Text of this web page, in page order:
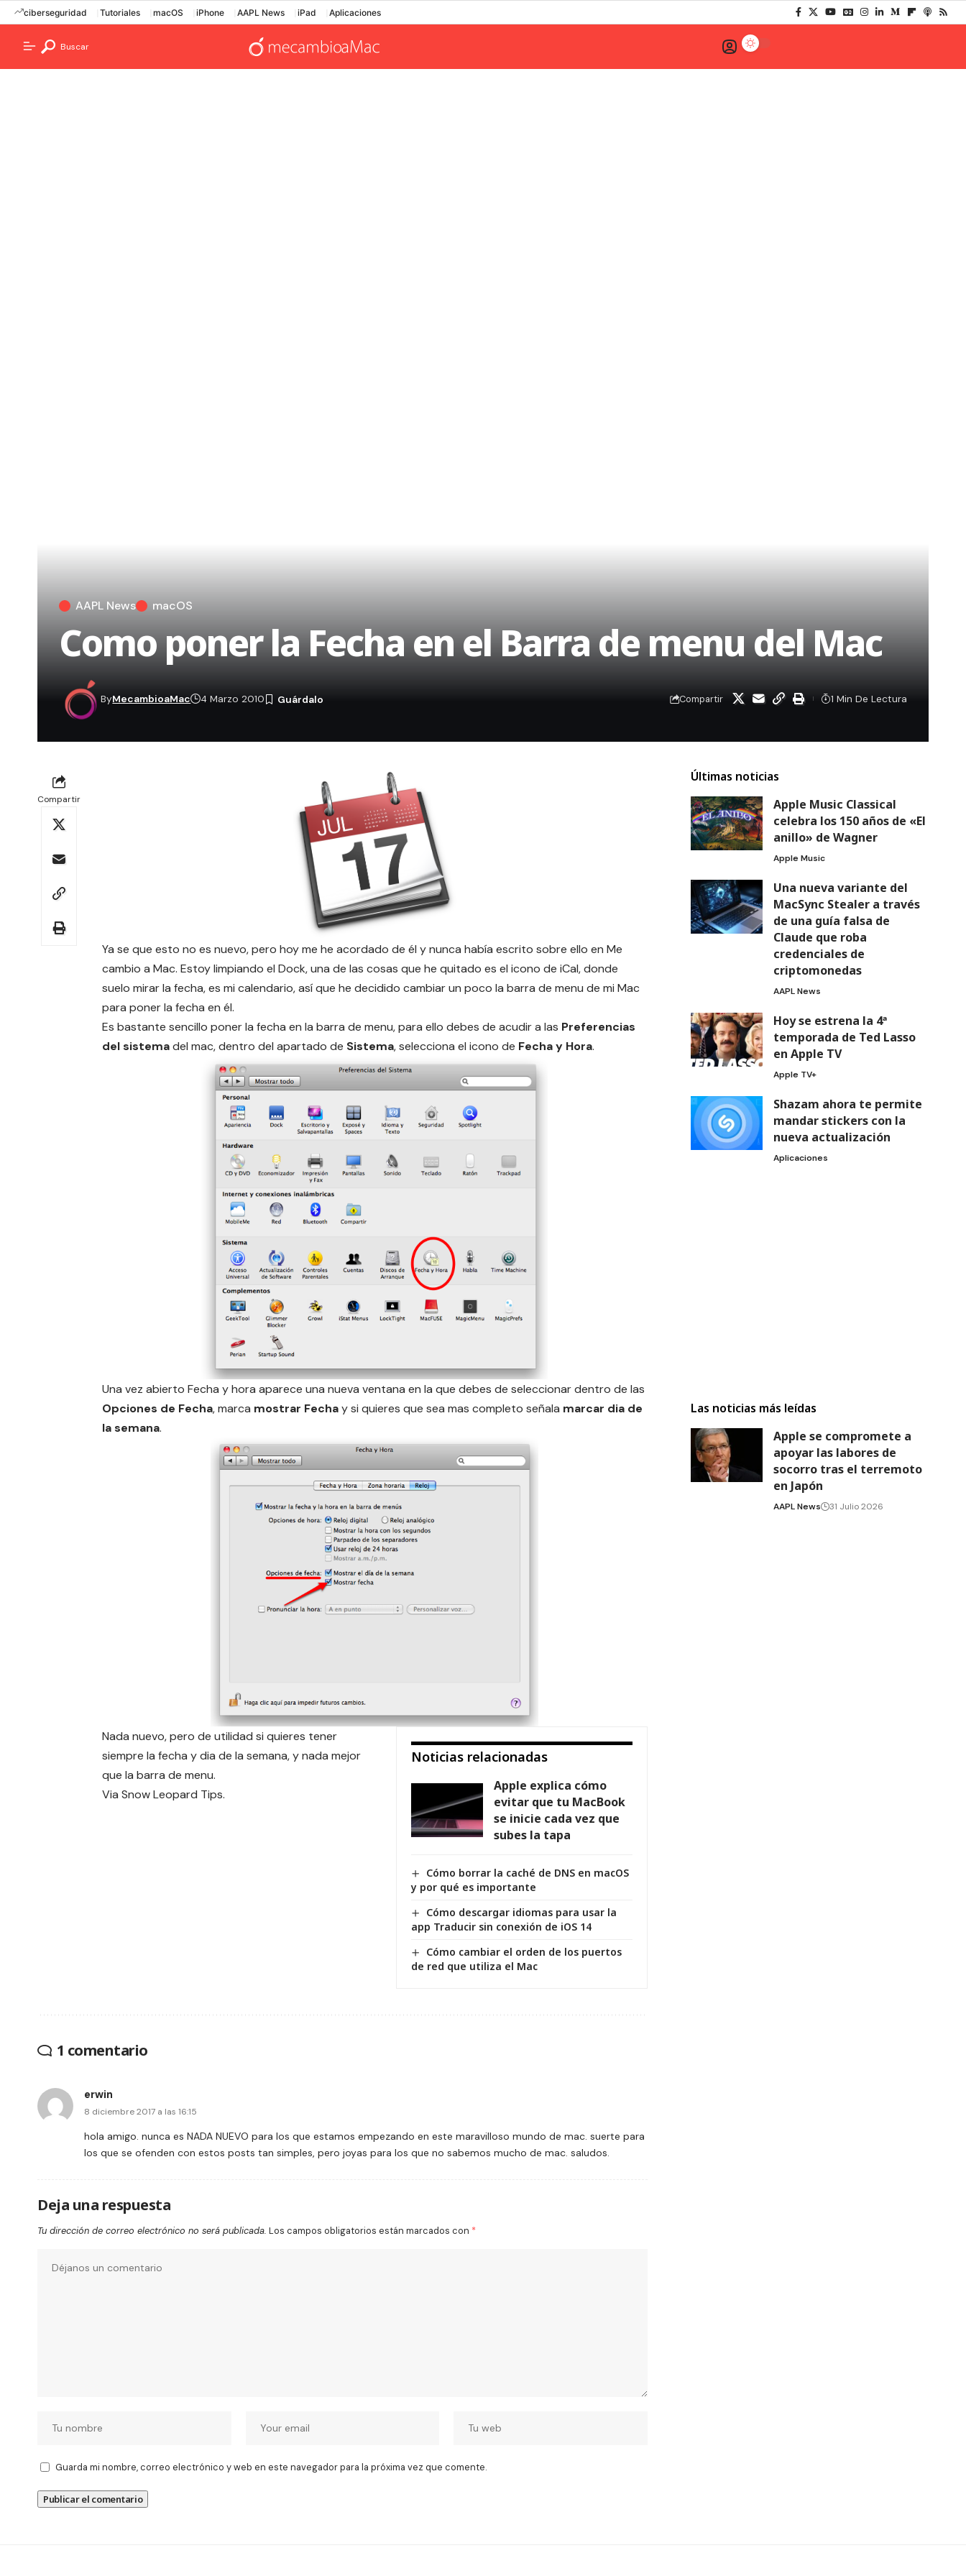
ciberseguridad Tutoriales macOS iPhone AAPL News iPad Aplicaciones
Buscar
AAPL News macOS
Como poner la Fecha en el Barra de menu del Mac
ByMecambioaMac 4 Marzo 2010 Compartir 1 Min De Lectura
Compartir
Ya se que esto no es nuevo, pero hoy me he acordado de él y nunca había escrito sobre ello en Me
cambio a Mac. Estoy limpiando el Dock, una de las cosas que he quitado es el icono de iCal, donde
suelo mirar la fecha, es mi calendario, así que he decidido cambiar un poco la barra de menu de mi Mac
para poner la fecha en él.
Es bastante sencillo poner la fecha en la barra de menu, para ello debes de acudir a las Preferencias
del sistemadel mac, dentro del apartado de Sistema, selecciona el icono de Fecha y Hora.
Una vez abierto Fecha y hora aparece una nueva ventana en la que debes de seleccionar dentro de las
Opciones de Fecha, marca mostrar Fechay si quieres que sea mas completo señala marcar dia de
la semana.
Noticias relacionadas
Apple explica cómo
evitar que tu MacBook
se inicie cada vez que
subes la tapa
Cómo borrar la caché de DNS en macOS
y por qué es importante
Cómo descargar idiomas para usar la
app Traducir sin conexión de iOS 14
Cómo cambiar el orden de los puertos
de red que utiliza el Mac
Nada nuevo, pero de utilidad si quieres tener
siempre la fecha y dia de la semana, y nada mejor
que la barra de menu.
Via Snow Leopard Tips.
1 comentario
erwin
8 diciembre 2017 a las 16:15
hola amigo. nunca es NADA NUEVO para los que estamos empezando en este maravilloso mundo de mac. suerte para
los que se ofenden con estos posts tan simples, pero joyas para los que no sabemos mucho de mac. saludos.
Deja una respuesta
Tu dirección de correo electrónico no será publicada. Los campos obligatorios están marcados con *
Guarda mi nombre, correo electrónico y web en este navegador para la próxima vez que comente.
Últimas noticias
Apple Music Classical
celebra los 150 años de «El
anillo» de Wagner
Apple Music
Una nueva variante del
MacSync Stealer a través
de una guía falsa de
Claude que roba
credenciales de
criptomonedas
AAPL News
Hoy se estrena la 4ª
temporada de Ted Lasso
en Apple TV
Apple TV+
Shazam ahora te permite
mandar stickers con la
nueva actualización
Aplicaciones
Las noticias más leídas
Apple se compromete a
apoyar las labores de
socorro tras el terremoto
en Japón
AAPL News 31 Julio 2026